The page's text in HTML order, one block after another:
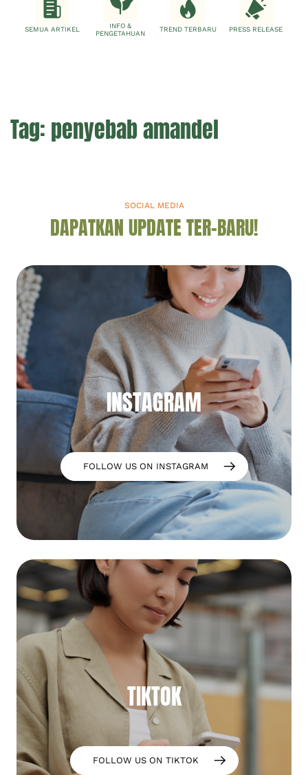
SEMUA ARTIKEL
INFO &
PENGETAHUAN
TREND TERBARU PRESS RELEASE
Tag: penyebab amandel
SOCIAL MEDIA
DAPATKAN UPDATE TER-BARU!
INSTAGRAM
FOLLOW US ON INSTAGRAM
TIKTOK
FOLLOW US ON TIKTOK